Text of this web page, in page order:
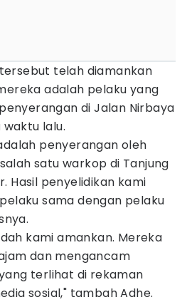
telah diamankan
adalah pelaku yang
di Jalan Nirbaya
lalu.
penyerangan oleh
satu warkop di Tanjung
Hasil penyelidikan kami
sama dengan pelaku
kami amankan. Mereka
dan mengancam
terlihat di rekaman
sosial," tambah Adhe.